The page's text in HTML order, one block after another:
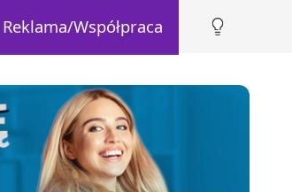
Reklama/Współpraca